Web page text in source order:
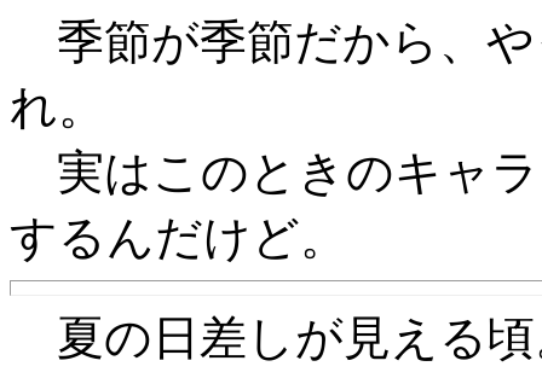
季節が季節だから、
れ。
実はこのときのキャ
するんだけど。
夏の日差しが見える